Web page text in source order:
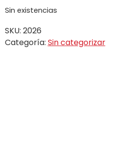
Sin existencias
SKU: 2026
Categoría: Sin categorizar